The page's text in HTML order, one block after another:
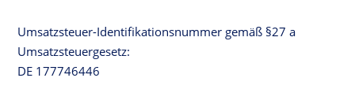
Umsatzsteuer-Identifikationsnummer gemäß §27 a
Umsatzsteuergesetz:
DE 177746446